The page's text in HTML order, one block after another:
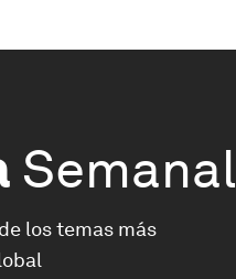
Semanal
los temas más